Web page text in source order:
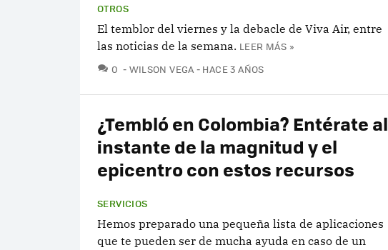
OTROS
El temblor del viernes y la debacle de Viva Air, entre
las noticias de la semana. LEER MÁS »
0 COMENTARIOS
WILSON VEGA HACE 3 AÑOS
¿Tembló en Colombia? Entérate al
instante de la magnitud y el
epicentro con estos recursos
SERVICIOS
Hemos preparado una pequeña lista de aplicaciones
que te pueden ser de mucha ayuda en caso de un